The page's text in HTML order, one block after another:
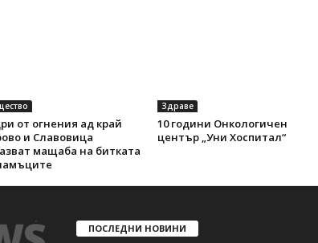
от огнения ад край
и Славовица
мащаба на битката
Здраве
10 години Онкологичен
център „Уни Хоспитал“
ПОСЛЕДНИ НОВИНИ